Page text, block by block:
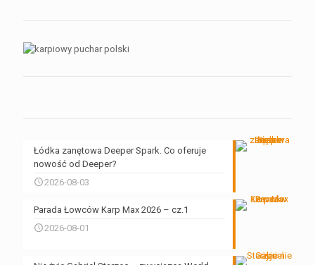
Łódka zanętowa Deeper Spark. Co oferuje
nowość od Deeper?
2026-08-03
Parada Łowców Karp Max 2026 – cz.1
2026-08-01